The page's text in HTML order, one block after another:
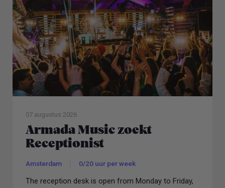
07 augustus 2026
Armada Music zoekt
Receptionist
Amsterdam 0/20 uur per week
The reception desk is open from Monday to Friday,